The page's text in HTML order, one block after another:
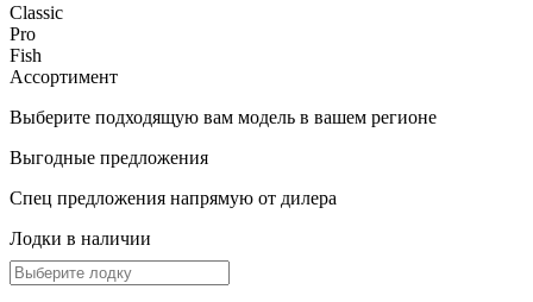
Classic
Pro
Fish
Ассортимент
Выберите подходящую вам модель в вашем регионе
Выгодные предложения
Спец предложения напрямую от дилера
Лодки в наличии